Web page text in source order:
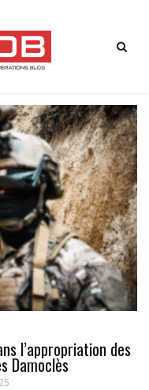
l’appropriation des
Damoclès